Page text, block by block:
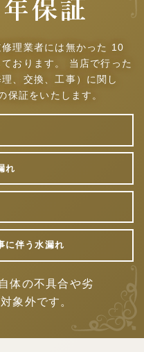
理業者には無かった
10
おります。
当店で行った
、交換、工事）に関し
保証をいたします。
れ
に伴う水漏れ
体の不具合や劣
象外です。